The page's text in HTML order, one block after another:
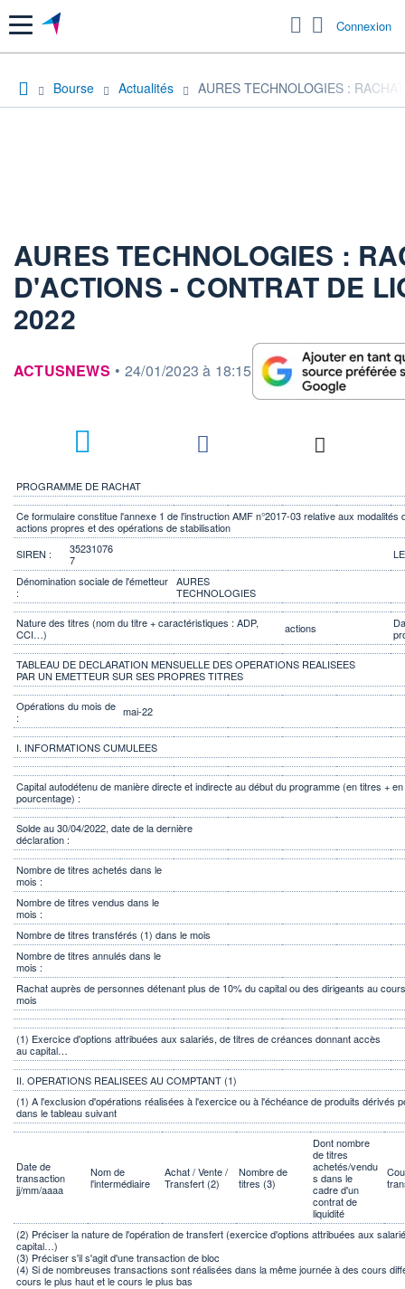
Menu Connexion
Bourse Actualités AURES TECHNOLOGIES :
AURES TECHNOLOGIES :
D'ACTIONS - CONTRAT DE
2022
information fournie par
ACTUSNEWS • 24/01/2023 à 18:15
PROGRAMME DE RACHAT
Ce formulaire constitue l'annexe 1 de l'instruction AMF n°2017-03 relative aux
actions propres et des opérations de stabilisation
SIREN :
35231076
7
Dénomination sociale de l'émetteur
:
AURES
TECHNOLOGIES
Nature des titres (nom du titre + caractéristiques : ADP,
CCI…)
actions
TABLEAU DE DECLARATION MENSUELLE DES OPERATIONS REALISEES
PAR UN EMETTEUR SUR SES PROPRES TITRES
Opérations du mois de
:
mai-22
I. INFORMATIONS CUMULEES
Capital autodétenu de manière directe et indirecte au début du programme (en titres + en
pourcentage) :
Solde au 30/04/2022, date de la dernière
déclaration :
Nombre de titres achetés dans le
mois :
Nombre de titres vendus dans le
mois :
Nombre de titres transférés (1) dans le mois
Nombre de titres annulés dans le
mois :
Rachat auprès de personnes détenant plus de 10% du capital ou des dirigeants au
mois
(1) Exercice d'options attribuées aux salariés, de titres de créances donnant accès
au capital…
II. OPERATIONS REALISEES AU COMPTANT (1)
(1) A l'exclusion d'opérations réalisées à l'exercice ou à l'échéance de produits dérivés
dans le tableau suivant
Date de
transaction
jj/mm/aaaa
Nom de
l'intermédiaire
Achat / Vente /
Transfert (2)
Nombre de
titres (3)
Dont nombre
de titres
achetés/vendu
s dans le
cadre d'un
contrat de
liquidité
(2) Préciser la nature de l'opération de transfert (exercice d'options attribuées aux
capital…)
(3) Préciser s'il s'agit d'une transaction de bloc
(4) Si de nombreuses transactions sont réalisées dans la même journée à des cours
cours le plus haut et le cours le plus bas